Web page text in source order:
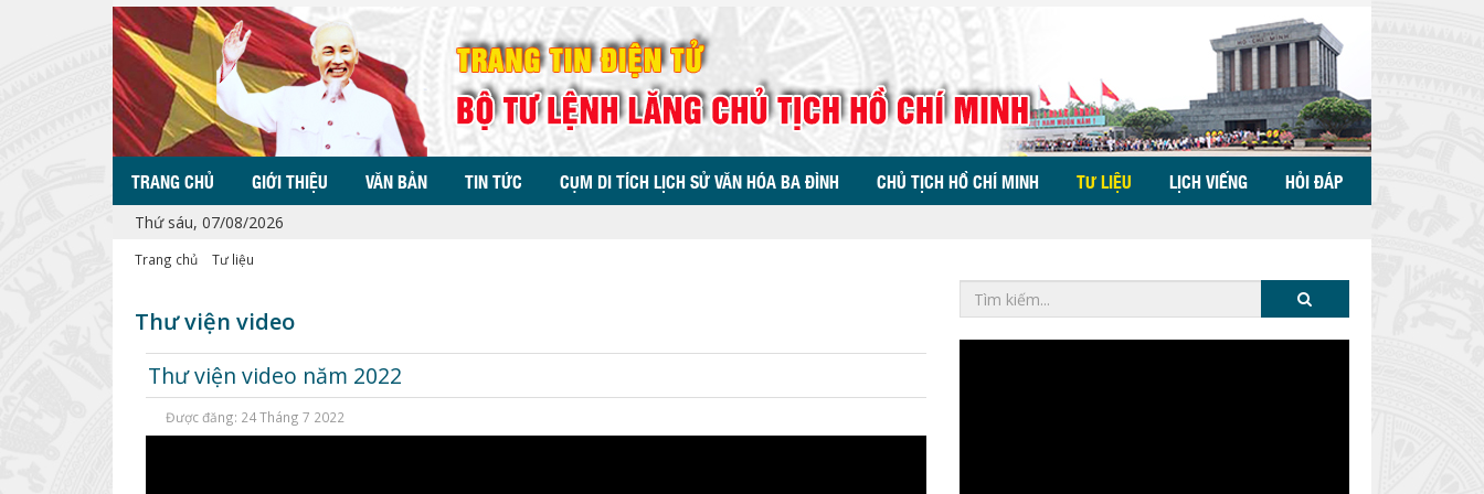
TRANG CHỦ GIỚI THIỆU VĂN BẢN TIN TỨC CỤM DI TÍCH LỊCH SỬ VĂN HÓA BA ĐÌNH CHỦ TỊCH HỒ CHÍ MINH TƯ LIỆU LỊCH VIẾNG HỎI ĐÁP
Thứ sáu, 07/08/2026
Trang chủ Tư liệu
Thư viện video
Thư viện video năm 2022
Được đăng: 24 Tháng 7 2022